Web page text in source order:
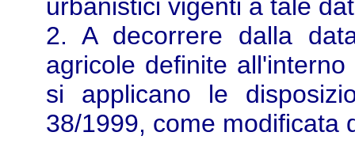
urbanistici vigenti a tale
2. A decorrere dalla
agricole definite
si applicano le
38/1999, come modificata